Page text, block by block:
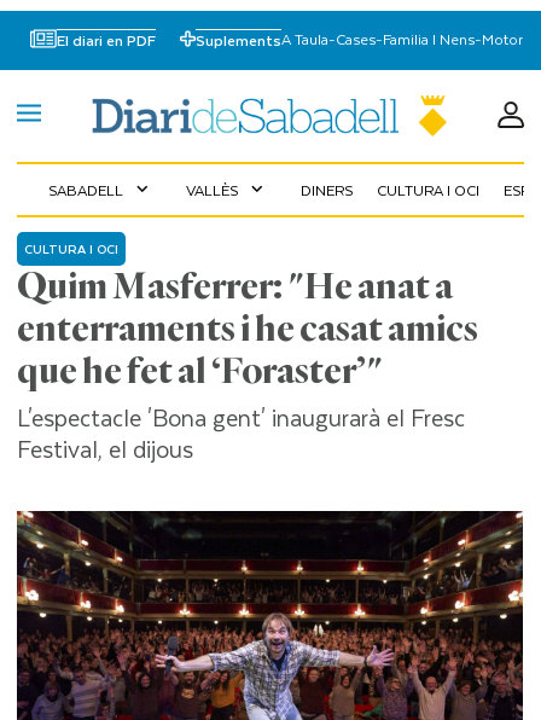
El diari en PDF SuplementsA Taula-Cases-Familia I Nens-Motor
SABADELL expand_more VALLÈS expand_more DINERS CULTURA I OCI
Quim Masferrer: "He anat a
enterraments i he casat amics
que he fet al ‘Foraster’"
CULTURA I OCI
L'espectacle 'Bona gent' inaugurarà el Fresc
Festival, el dijous